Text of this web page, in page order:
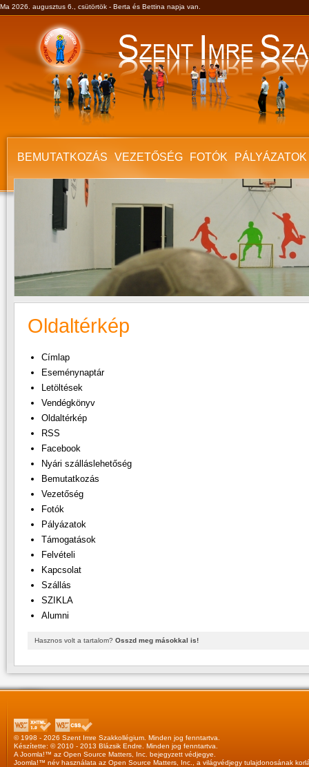
Ma 2026. augusztus 6., csütörtök - Berta és Bettina napja van.
BEMUTATKOZÁS VEZETŐSÉG FOTÓK PÁLYÁZATOK
Oldaltérkép
Címlap
Eseménynaptár
Letöltések
Vendégkönyv
Oldaltérkép
RSS
Facebook
Nyári szálláslehetőség
Bemutatkozás
Vezetőség
Fotók
Pályázatok
Támogatások
Felvételi
Kapcsolat
Szállás
SZIKLA
Alumni
Hasznos volt a tartalom? Osszd meg másokkal is!
© 1998 - 2026 Szent Imre Szakkollégium. Minden jog fenntartva.
Készítette: © 2010 - 2013 Blázsik Endre . Minden jog fenntartva.
A Joomla!™ az Open Source Matters, Inc. bejegyzett védjegye.
Joomla!™ név használata az Open Source Matters, Inc. , a világvédjegy tulajdonosának